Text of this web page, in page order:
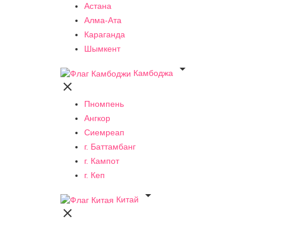
Астана
Алма-Ата
Караганда
Шымкент
Камбоджа


Пномпень
Ангкор
Сиемреап
г. Баттамбанг
г. Кампот
г. Кеп
Китай

